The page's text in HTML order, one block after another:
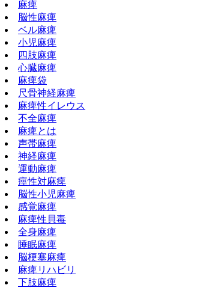
麻痺
脳性麻痺
ベル麻痺
小児麻痺
四肢麻痺
心臓麻痺
麻痺袋
尺骨神経麻痺
麻痺性イレウス
不全麻痺
麻痺とは
声帯麻痺
神経麻痺
運動麻痺
痙性対麻痺
脳性小児麻痺
感覚麻痺
麻痺性貝毒
全身麻痺
睡眠麻痺
脳梗塞麻痺
麻痺リハビリ
下肢麻痺